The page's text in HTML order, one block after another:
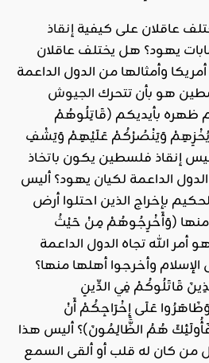
عاقلان على كيفيةإنقاذ
يهود؟ هل يختلف عاقلان
وأمثالها من الدول الداعمة
هو بأن تتحرك الجيوش
ظهره بأيديكم (قَاتِلُوهُمْ
وَيُخْزِهِمْ وَيَنْصُرْكُمْ عَلَيْهِمْ وَيَشْفِ
إنقاذ فلسطين يكون باتخاذ
الداعمة لكيان يهود؟ أليس
بإخراج الذين احتلوا أرض
منها (وَأَخْرِجُوهُمْ مِنْ حَيْثُ
الله تجاه الدول الداعمة
الإسلام وأخرجوا أهلها منها؟
قَاتَلُوكُمْ فِي الدِّينِ
عَلَى إِخْرَاجِكُمْ أَنْ
هُمُ الظَّالِمُونَ)؟ أليس هذا
من كان له قلب أو ألقى السمع